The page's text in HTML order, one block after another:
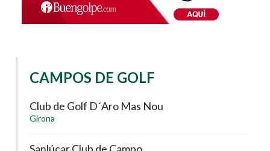
CAMPOS DE GOLF
Club de Golf D´Aro Mas Nou
Girona